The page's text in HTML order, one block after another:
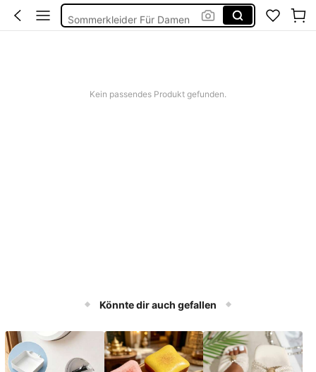
Sommerkleider Für Damen
Kein passendes Produkt gefunden.
Könnte dir auch gefallen